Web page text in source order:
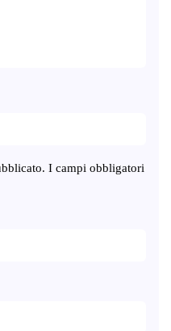
I campi obbligatori